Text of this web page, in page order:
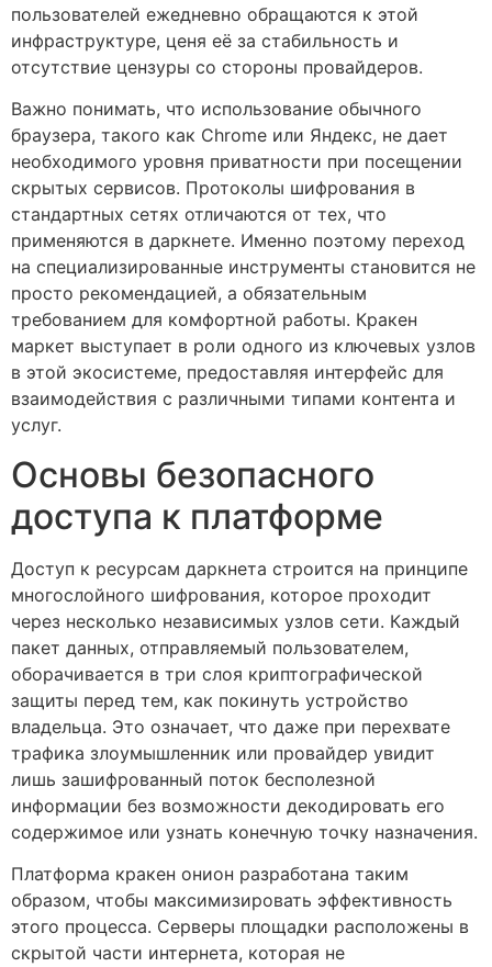
пользователей ежедневно обращаются к этой
инфраструктуре, ценя её за стабильность и
отсутствие цензуры со стороны провайдеров.
Важно понимать, что использование обычного
браузера, такого как Chrome или Яндекс, не дает
необходимого уровня приватности при посещении
скрытых сервисов. Протоколы шифрования в
стандартных сетях отличаются от тех, что
применяются в даркнете. Именно поэтому переход
на специализированные инструменты становится не
просто рекомендацией, а обязательным
требованием для комфортной работы. Кракен
маркет выступает в роли одного из ключевых узлов
в этой экосистеме, предоставляя интерфейс для
взаимодействия с различными типами контента и
услуг.
Основы безопасного
доступа к платформе
Доступ к ресурсам даркнета строится на принципе
многослойного шифрования, которое проходит
через несколько независимых узлов сети. Каждый
пакет данных, отправляемый пользователем,
оборачивается в три слоя криптографической
защиты перед тем, как покинуть устройство
владельца. Это означает, что даже при перехвате
трафика злоумышленник или провайдер увидит
лишь зашифрованный поток бесполезной
информации без возможности декодировать его
содержимое или узнать конечную точку назначения.
Платформа кракен онион разработана таким
образом, чтобы максимизировать эффективность
этого процесса. Серверы площадки расположены в
скрытой части интернета, которая не